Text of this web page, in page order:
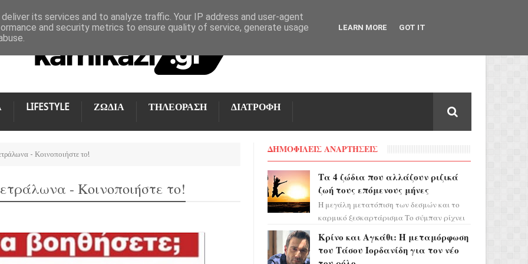
LIFESTYLE ΖΩΔΙΑ ΤΗΛΕΟΡΑΣΗ ΔΙΑΤΡΟΦΗ
- Κοινοποιήστε το!
- Κοινοποιήστε το!
ΔΗΜΟΦΙΛΕΙΣ ΑΝΑΡΤΗΣΕΙΣ
Τα 4 ζώδια που αλλάζουν ριζικά
ζωή τους επόμενους μήνες
Η μεγάλη μετατόπιση των δεσμών και το
καρμικό ξεσκαρτάρισμα Το σύμπαν ρίχνει
προειδοποιεί: οι σελην...
Κρίνο και Αγκάθι: Η μεταμόρφωση
του Τάσου Ιορδανίδη για τον νέο
its services and to analyze traffic. Your IP address and user-agent
and security metrics to ensure quality of service, generate usage
LEARN MORE GOT IT